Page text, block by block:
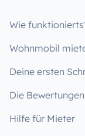
Wie
Wohnmobil
Deine ersten
Die
Hilfe für Mieter